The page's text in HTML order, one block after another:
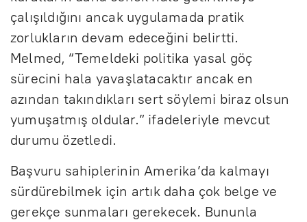
çalışıldığını ancak uygulamada pratik
zorlukların devam edeceğini belirtti.
Melmed, “Temeldeki politika yasal göç
sürecini hala yavaşlatacaktır ancak en
azından takındıkları sert söylemi biraz olsun
yumuşatmış oldular.” ifadeleriyle mevcut
durumu özetledi.
Başvuru sahiplerinin Amerika’da kalmayı
sürdürebilmek için artık daha çok belge ve
gerekçe sunmaları gerekecek. Bununla